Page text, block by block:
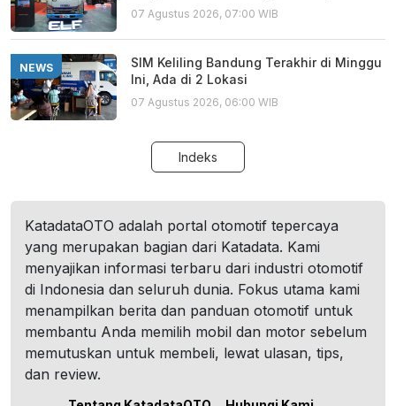
07 Agustus 2026, 07:00 WIB
NEWS
SIM Keliling Bandung Terakhir di Minggu
Ini, Ada di 2 Lokasi
07 Agustus 2026, 06:00 WIB
Indeks
KatadataOTO adalah portal otomotif tepercaya
yang merupakan bagian dari Katadata. Kami
menyajikan informasi terbaru dari industri otomotif
di Indonesia dan seluruh dunia. Fokus utama kami
menampilkan berita dan panduan otomotif untuk
membantu Anda memilih mobil dan motor sebelum
memutuskan untuk membeli, lewat ulasan, tips,
dan review.